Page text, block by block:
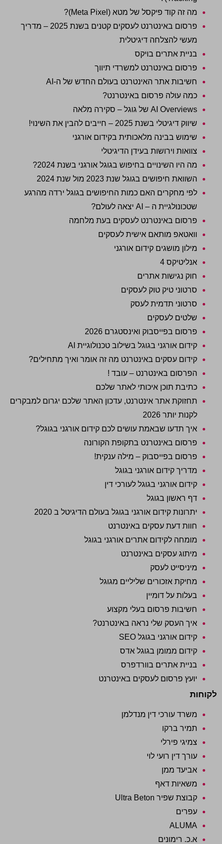
מה זה קוד פיקסל של מטא (Meta Pixel)?
פרסום באינטרנט לעסקים קטנים בשנת 2025 – מדריך
מעשי להצלחה דיגיטלית
בניית אתרים בויקס
פרסום באינטרנט למשרדי תיווך
חשיבות אתר האינטרנט בעולם החדש של ה-AI
כמה עולה פרסום באינטרנט?
AI Overviews של גוגל – סקירה מלאה
שיווק דיגיטלי בשנת 2025 – חייבים להבין את השינוי!
שימוש בבינה מלאכותית בקידום אורגני
צוואות וירושות בעידן הדיגיטלי
מה היו השינויים בחיפוש בגוגל אורגני בשנת 2024?
השוואת חיפושים בגוגל שנת 2023 מול שנת 2024
לפי מחקרים האם כמות החיפושים בגוגל ירדה מהרגע
שטכונולגיית ה – AI יצאה לעולם?
פרסום באינטרנט לעסקים בעת מלחמה
וואטאפ מותאם אישית לעסקים
מילון מושגים קידום אורגני
אנליטיקס 4
חוק נגישות אתרים
סרטוני טיק טוק לעסקים
סרטוני תדמית לעסק
שלטים לעסקים
פרסום בפייסבוק ואינסטגרם 2026
קידום אורגני בגוגל בשילוב טכנולוגיית AI
קידום עסקים באינטרנט מה זה אומר ואיך מתחילים?
הפרסום באינטרנט – עובד !
כתיבת תוכן איכותי לאתר שלכם
תחזוקת אתר אינטרנט, עדכון האתר שלכם יגרום למבקרים
לקנות יותר 2026
איך תדעו שבאמת עושים לכם קידום אורגני בגוגל?
פרסום באינטרנט בתקופת הקורונה
פרסום בפייסבוק – מילה ענקית!
מדריך קידום אורגני בגוגל
קידום אורגני בגוגל לעורכי דין
דף ראשון בגוגל
יתרונות קידום אורגני בגוגל בעולם הדיגיטל ב 2020
חוות דעת עסקים באינטרנט
מומחה לקידום אתרים אורגני בגוגל
מיתוג עסקים באינטרנט
מיניסייט לעסק
מחיקת אזכורים שליליים מגוגל
בעלות על דומיין
חשיבות פרסום בעלי מקצוע
איך העסק שלי נראה באינטרנט?
קידום אורגני בגוגל SEO
קידום ממומן בגוגל אדס
בניית אתרים בוורדפרס
יועץ פרסום לעסקים באינטרנט
לקוחות
משרד עורכי דין מנדלמן
תמיר ברקו
צמיגי פירלי
עורך דין רועי לוי
אביעד ממן
משאיות דאף
קבוצת שפיר Ultra Beton
עפרים
ALUMA
א.כ. רימונים